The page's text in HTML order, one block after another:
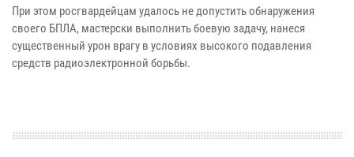
При этом росгвардейцам удалось не допустить обнаружения
своего БПЛА, мастерски выполнить боевую задачу, нанеся
существенный урон врагу в условиях высокого подавления
средств радиоэлектронной борьбы.